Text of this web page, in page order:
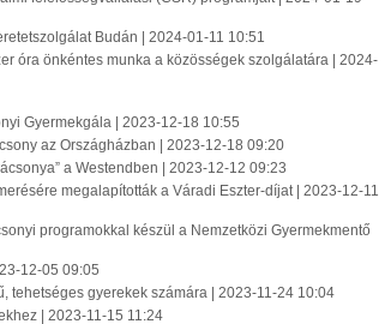
Budán | 2024-01-11 10:51
óra önkéntes munka a közösségek szolgálatára | 2024-
Gyermekgála | 2023-12-18 10:55
az Országházban | 2023-12-18 09:20
a Westendben | 2023-12-12 09:23
megalapították a Váradi Eszter-díjat | 2023-12-11
programokkal készül a Nemzetközi Gyermekmentő
12-05 09:05
tehetséges gyerekek számára | 2023-11-24 10:04
| 2023-11-15 11:24